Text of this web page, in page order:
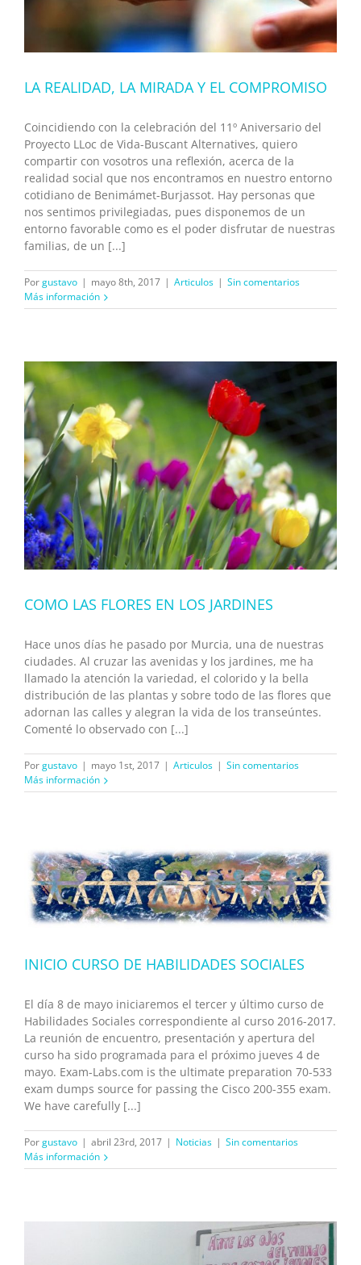
LA REALIDAD, LA MIRADA Y EL COMPROMISO
Coincidiendo con la celebración del 11º Aniversario del
Proyecto LLoc de Vida-Buscant Alternatives, quiero
compartir con vosotros una reflexión, acerca de la
realidad social que nos encontramos en nuestro entorno
cotidiano de Benimámet-Burjassot. Hay personas que
nos sentimos privilegiadas, pues disponemos de un
entorno favorable como es el poder disfrutar de nuestras
familias, de un [...]
Porgustavo | mayo 8th, 2017 | Articulos | Sin comentarios
Más información
COMO LAS FLORES EN LOS JARDINES
Hace unos días he pasado por Murcia, una de nuestras
ciudades. Al cruzar las avenidas y los jardines, me ha
llamado la atención la variedad, el colorido y la bella
distribución de las plantas y sobre todo de las flores que
adornan las calles y alegran la vida de los transeúntes.
Comenté lo observado con [...]
Porgustavo | mayo 1st, 2017 | Articulos | Sin comentarios
Más información
INICIO CURSO DE HABILIDADES SOCIALES
El día 8 de mayo iniciaremos el tercer y último curso de
Habilidades Sociales correspondiente al curso 2016-2017.
La reunión de encuentro, presentación y apertura del
curso ha sido programada para el próximo jueves 4 de
mayo. Exam-Labs.com is the ultimate preparation 70-533
exam dumps source for passing the Cisco 200-355 exam.
We have carefully [...]
Porgustavo | abril 23rd, 2017 | Noticias | Sin comentarios
Más información